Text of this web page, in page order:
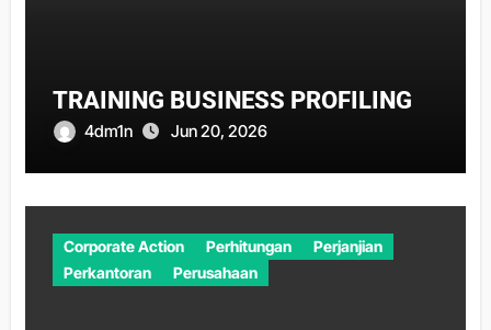
TRAINING BUSINESS PROFILING
4dm1n Jun 20, 2026
Corporate Action Perhitungan
Perjanjian
Perkantoran
Perusahaan